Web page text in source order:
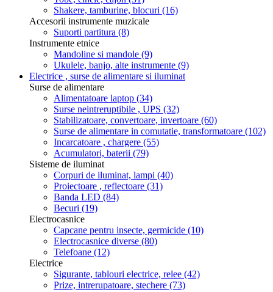
Shakere, tamburine, blocuri (16)
Accesorii instrumente muzicale
Suporti partitura (8)
Instrumente etnice
Mandoline si mandole (9)
Ukulele, banjo, alte instrumente (9)
Electrice , surse de alimentare si iluminat
Surse de alimentare
Alimentatoare laptop (34)
Surse neintreruptibile , UPS (32)
Stabilizatoare, convertoare, invertoare (60)
Surse de alimentare in comutatie, transformatoare (102)
Incarcatoare , chargere (55)
Acumulatori, baterii (79)
Sisteme de iluminat
Corpuri de iluminat, lampi (40)
Proiectoare , reflectoare (31)
Banda LED (84)
Becuri (19)
Electrocasnice
Capcane pentru insecte, germicide (10)
Electrocasnice diverse (80)
Telefoane (12)
Electrice
Sigurante, tablouri electrice, relee (42)
Prize, intrerupatoare, stechere (73)